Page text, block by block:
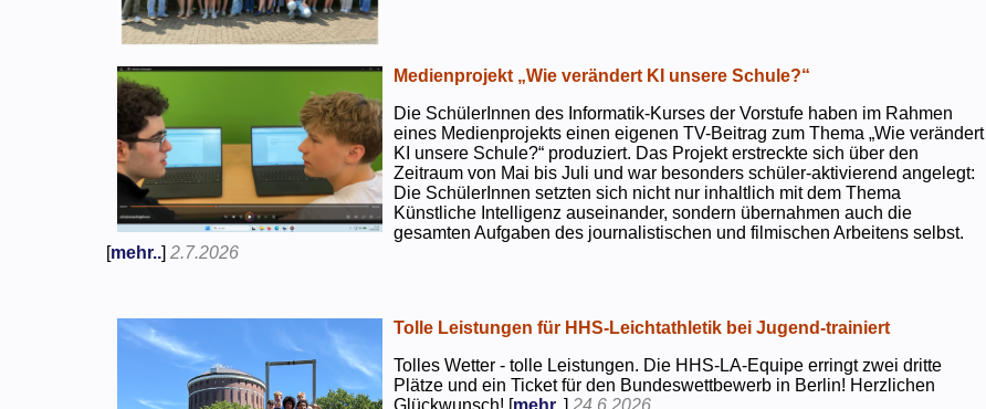
Medienprojekt „Wie verändert KI unsere Schule?“
Die SchülerInnen des Informatik-Kurses der Vorstufe haben im Rahmen
eines Medienprojekts einen eigenen TV-Beitrag zum Thema „Wie verändert
KI unsere Schule?“ produziert. Das Projekt erstreckte sich über den
Zeitraum von Mai bis Juli und war besonders schüler-aktivierend angelegt:
Die SchülerInnen setzten sich nicht nur inhaltlich mit dem Thema
Künstliche Intelligenz auseinander, sondern übernahmen auch die
gesamten Aufgaben des journalistischen und filmischen Arbeitens selbst.
[mehr..]2.7.2026
Tolle Leistungen für HHS-Leichtathletik bei Jugend-trainiert
Tolles Wetter - tolle Leistungen. Die HHS-LA-Equipe erringt zwei dritte
Plätze und ein Ticket für den Bundeswettbewerb in Berlin! Herzlichen
Glückwunsch! [mehr..]24.6.2026